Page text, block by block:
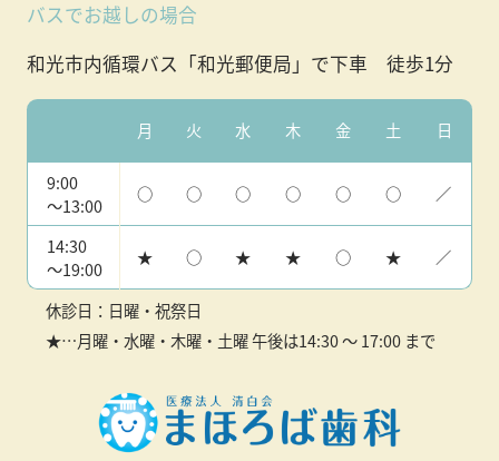
バスでお越しの場合
和光市内循環バス「和光郵便局」で下車 徒歩1分
受付時間
月 火 水 木 金 土 日
9:00
〜13:00
○ ○ ○ ○ ○ ○ ／
14:30
〜19:00
★ ○ ★ ★ ○ ★ ／
休診日：日曜・祝祭日
★…月曜・水曜・木曜・土曜 午後は14:30 ～ 17:00 まで